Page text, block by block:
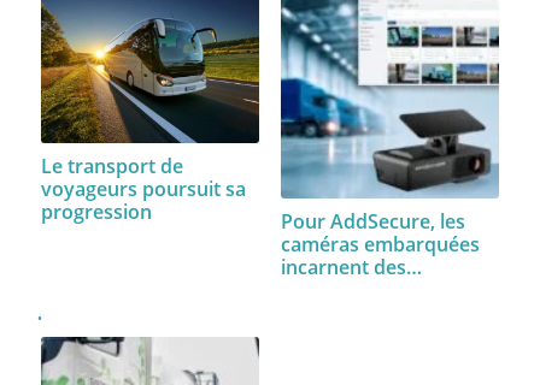
Le transport de
voyageurs poursuit sa
progression
Pour AddSecure, les
caméras embarquées
incarnent des…